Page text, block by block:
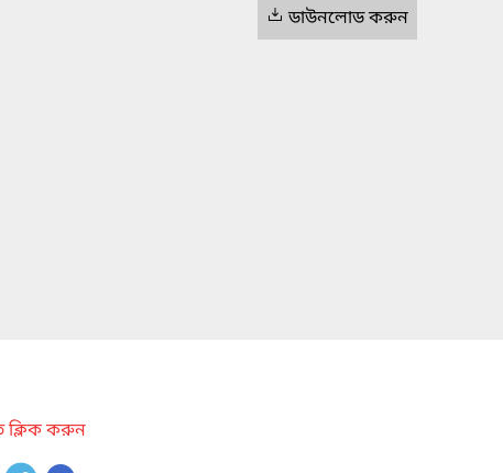
ডাউনলোড করুন
ক্লিক করুন